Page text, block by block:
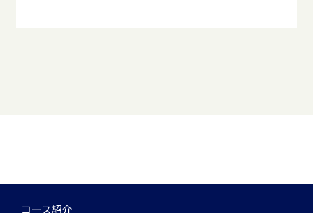
コース紹介